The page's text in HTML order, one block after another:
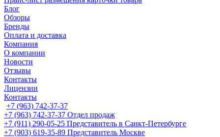
Блог
Обзоры
Бренды
Оплата и доставка
Компания
О компании
Новости
Отзывы
Контакты
Лицензии
Контакты
+7 (963) 742-37-37
+7 (963) 742-37-37 Отдел продаж
+7 (911) 290-05-25 Представитель в Санкт-Петербурге
+7 (903) 619-35-89 Представитель Москве